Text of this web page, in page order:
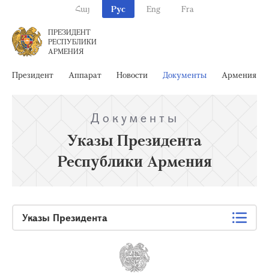
Հայ Рус Eng Fra
ПРЕЗИДЕНТ
РЕСПУБЛИКИ
АРМЕНИЯ
Президент Аппарат Новости Документы Армения
Документы
Указы Президента
Республики Армения
Указы Президента